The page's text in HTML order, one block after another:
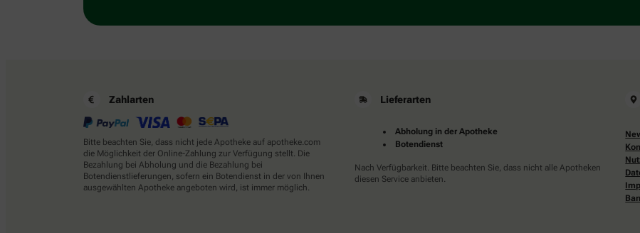
Zahlarten
Bitte beachten Sie, dass nicht jede Apotheke auf apotheke.com
die Möglichkeit der Online-Zahlung zur Verfügung stellt. Die
Bezahlung bei Abholung und die Bezahlung bei
Botendienstlieferungen, sofern ein Botendienst in der von Ihnen
ausgewählten Apotheke angeboten wird, ist immer möglich.
Lieferarten
Abholung in der Apotheke
Botendienst
Nach Verfügbarkeit. Bitte beachten Sie, dass nicht alle Apotheken
diesen Service anbieten.